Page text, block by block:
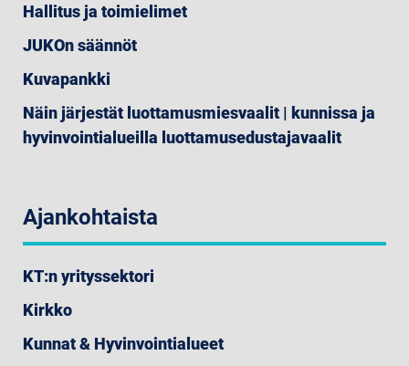
Hallitus ja toimielimet
JUKOn säännöt
Kuvapankki
Näin järjestät luottamusmiesvaalit | kunnissa ja
hyvinvointialueilla luottamusedustajavaalit
Ajankohtaista
KT:n yrityssektori
Kirkko
Kunnat & Hyvinvointialueet